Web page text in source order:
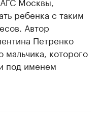
ребенка с таким
Автор
Петренко
мальчика, которого
под именем